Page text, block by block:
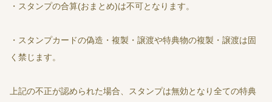
・スタンプの合算(おまとめ)は不可となります。
・スタンプカードの偽造・複製・譲渡や特典物の複製・譲渡は固
く禁じます。
上記の不正が認められた場合、スタンプは無効となり全ての特典